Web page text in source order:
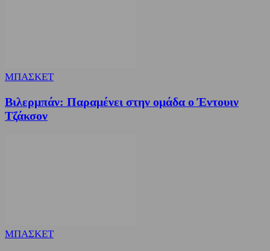
ΜΠΑΣΚΕΤ
Βιλερμπάν: Παραμένει στην ομάδα ο Έντουιν
Τζάκσον
ΜΠΑΣΚΕΤ